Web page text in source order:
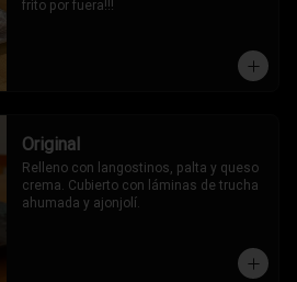
frito por fuera!!!
Original
Relleno con langostinos, palta y queso
crema. Cubierto con láminas de trucha
ahumada y ajonjolí.